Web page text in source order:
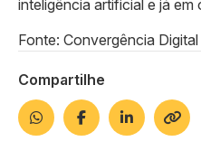
inteligência artificial e já
Fonte: Convergência Digital
Compartilhe